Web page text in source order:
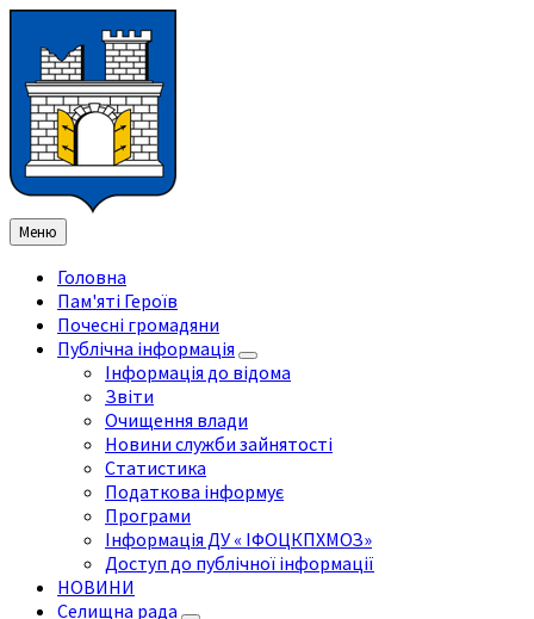
змісту
ліву
бічну
панель
праву
бічну
панель
нижнього
колонтитула
Меню
Головна
Пам'яті Героїв
Почесні громадяни
Публічна інформація
Інформація до відома
Звіти
Очищення влади
Новини служби зайнятості
Статистика
Податкова інформує
Програми
Інформація ДУ « ІФОЦКПХМОЗ»
Доступ до публічної інформації
НОВИНИ
Селищна рада